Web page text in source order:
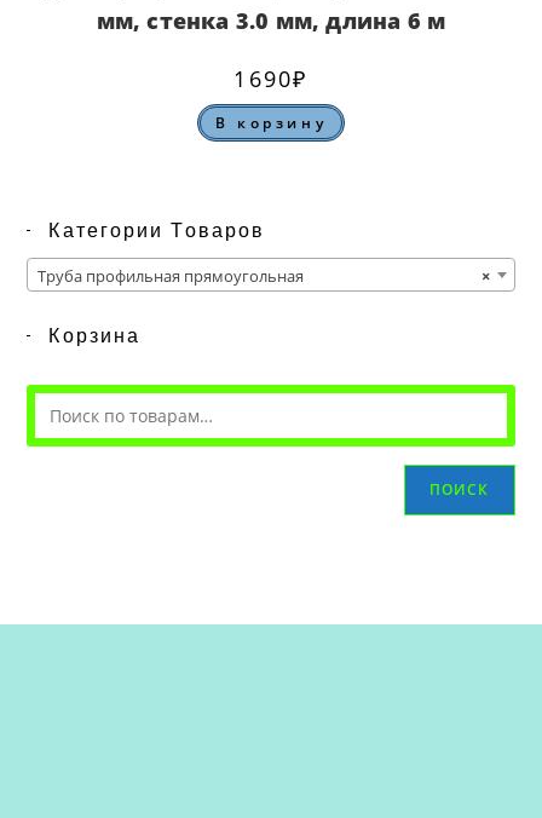
мм, стенка 3.0 мм, длина 6 м
1690₽
В корзину
Категории Товаров
×
Труба профильная прямоугольная
Корзина
ПОИСК